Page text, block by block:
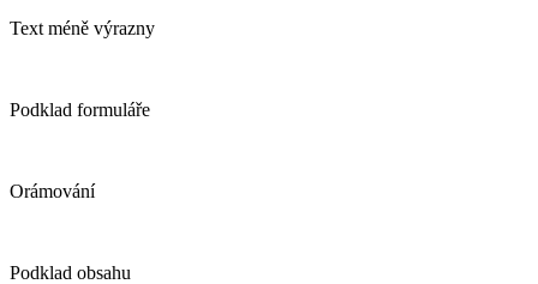
Text méně výrazny
Podklad formuláře
Orámování
Podklad obsahu